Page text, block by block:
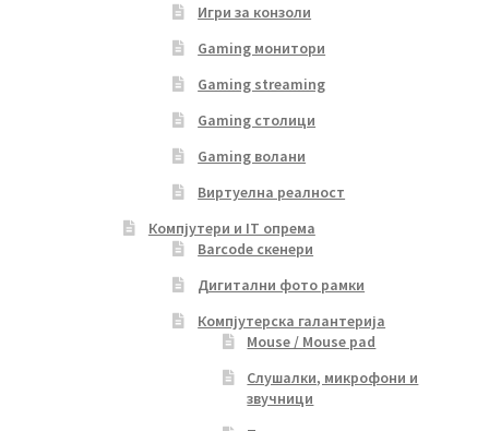
Игри за конзоли
Gaming монитори
Gaming streaming
Gaming столици
Gaming волани
Виртуелна реалност
Компјутери и IT опрема
Barcode скенери
Дигитални фото рамки
Компјутерска галантерија
Mouse / Mouse pad
Слушалки, микрофони и
звучници